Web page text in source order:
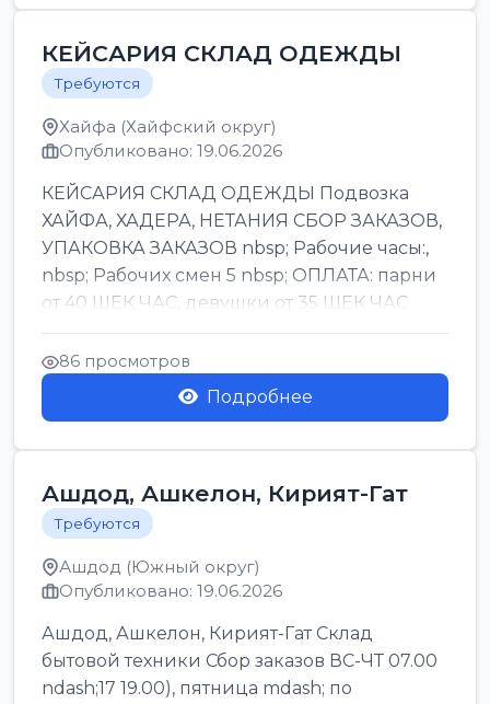
КЕЙСАРИЯ СКЛАД ОДЕЖДЫ
Требуются
Хайфа (Хайфский округ)
Опубликовано: 19.06.2026
КЕЙСАРИЯ СКЛАД ОДЕЖДЫ Подвозка
ХАЙФА, ХАДЕРА, НЕТАНИЯ СБОР ЗАКАЗОВ,
УПАКОВКА ЗАКАЗОВ nbsp; Рабочие часы:,
nbsp; Рабочих смен 5 nbsp; ОПЛАТА: парни
от 40 ШЕК ЧАС, девушки от 35 ШЕК ЧАС
БОНУСЫ 1500 ШЕК ...
86 просмотров
Подробнее
Ашдод, Ашкелон, Кирият-Гат
Требуются
Ашдод (Южный округ)
Опубликовано: 19.06.2026
Ашдод, Ашкелон, Кирият-Гат Склад
бытовой техники Сбор заказов ВС-ЧТ 07.00
ndash;17 19.00), пятница mdash; по